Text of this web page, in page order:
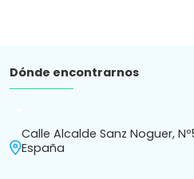
Dónde encontrarnos
Calle Alcalde Sanz Noguer,
España